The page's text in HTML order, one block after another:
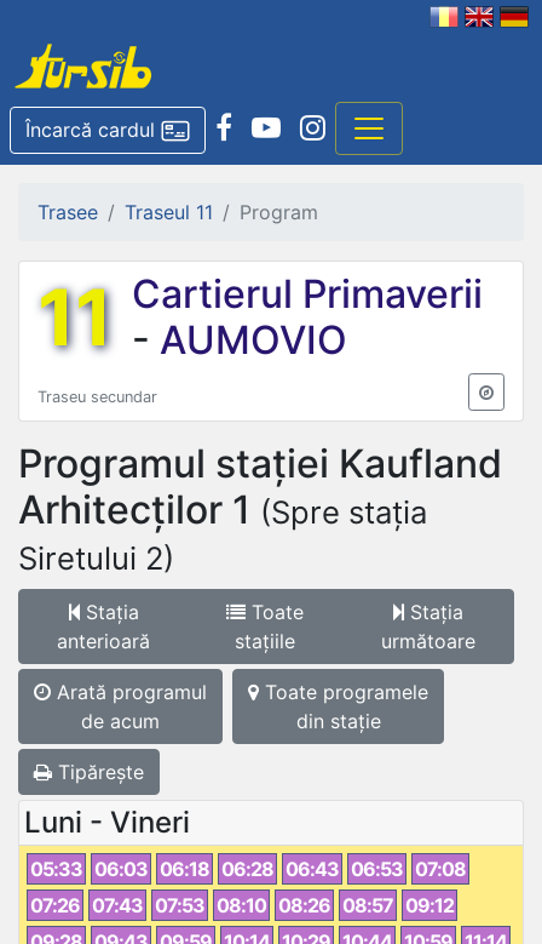
Încarcă cardul
Trasee Traseul 11 Program
11 Cartierul Primaverii
- AUMOVIO
Traseu secundar
Programul stației Kaufland
Arhitecților 1 (Spre stația
Siretului 2)
Stația
anterioară
Toate
stațiile
Stația
următoare
Arată programul
de acum
Toate programele
din stație
Tipărește
Luni - Vineri
05:33 06:03 06:18 06:28 06:43 06:53 07:08
07:26 07:43 07:53 08:10 08:26 08:57 09:12